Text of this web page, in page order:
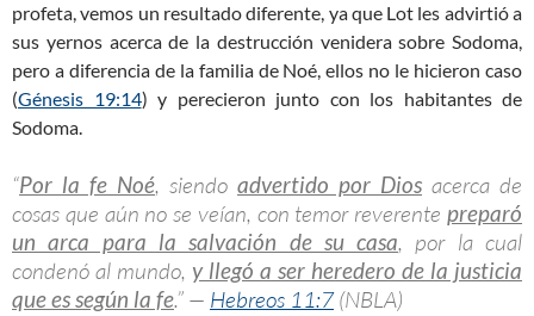
profeta, vemos un resultado diferente, ya que Lot les advirtió a
sus yernos acerca de la destrucción venidera sobre Sodoma,
pero a diferencia de la familia de Noé, ellos no le hicieron caso
(Génesis 19:14) y perecieron junto con los habitantes de
Sodoma.
“Por la fe Noé, siendo advertido por Dios acerca de
cosas que aún no se veían, con temor reverente preparó
un arca para la salvación de su casa, por la cual
condenó al mundo, y llegó a ser heredero de la justicia
que es según la fe.” — Hebreos 11:7(NBLA)